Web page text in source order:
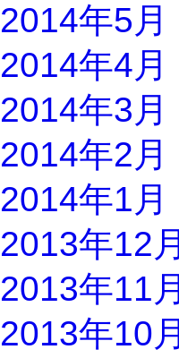
2014年5月
2014年4月
2014年3月
2014年2月
2014年1月
2013年12月
2013年11月
2013年10月